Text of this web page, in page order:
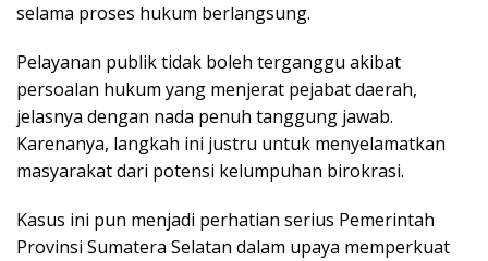
selama proses hukum berlangsung.
Pelayanan publik tidak boleh terganggu akibat
persoalan hukum yang menjerat pejabat daerah,
jelasnya dengan nada penuh tanggung jawab.
Karenanya, langkah ini justru untuk menyelamatkan
masyarakat dari potensi kelumpuhan birokrasi.
Kasus ini pun menjadi perhatian serius Pemerintah
Provinsi Sumatera Selatan dalam upaya memperkuat